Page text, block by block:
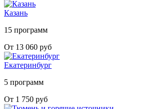
Казань
15 программ
От 13 060 руб
Екатеринбург
5 программ
От 1 750 руб